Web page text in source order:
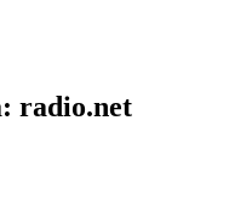
radio.net